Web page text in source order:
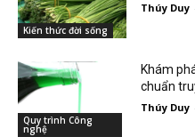
Kiến thức đời sống
Thúy Duy
Quy trình Công
nghệ
Khám
chuẩn
Thúy Duy